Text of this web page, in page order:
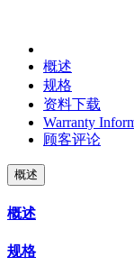
概述
规格
资料下载
Warranty
顾客评论
概述
概述
规格